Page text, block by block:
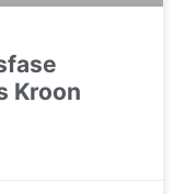
Kroon